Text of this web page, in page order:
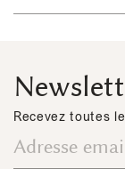
Recevez toutes